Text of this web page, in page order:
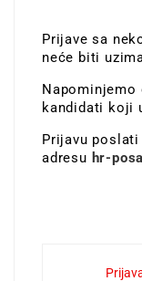
Prijave sa
neće biti
kandidati koji
Prijavu
adresu hr-